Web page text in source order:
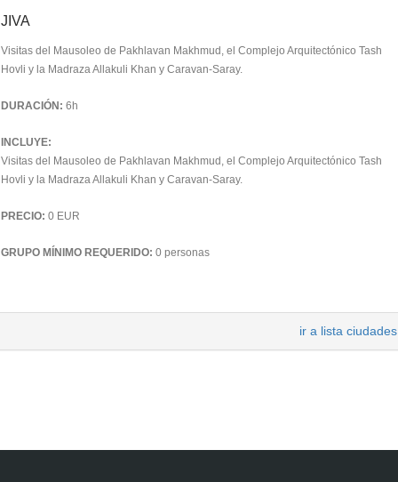
JIVA
Visitas del Mausoleo de Pakhlavan Makhmud, el Complejo Arquitectónico Tash
Hovli y la Madraza Allakuli Khan y Caravan-Saray.
DURACIÓN: 6h
INCLUYE:
Visitas del Mausoleo de Pakhlavan Makhmud, el Complejo Arquitectónico Tash
Hovli y la Madraza Allakuli Khan y Caravan-Saray.
PRECIO: 0 EUR
GRUPO MÍNIMO REQUERIDO: 0 personas
ir a lista ciudades